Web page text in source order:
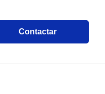
Contactar